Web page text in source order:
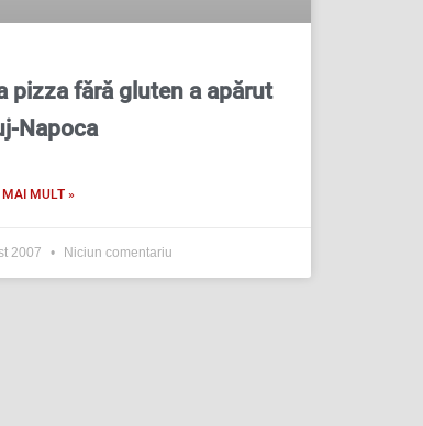
pizza fără gluten a apărut
Napoca
MAI MULT »
2007 Niciun comentariu